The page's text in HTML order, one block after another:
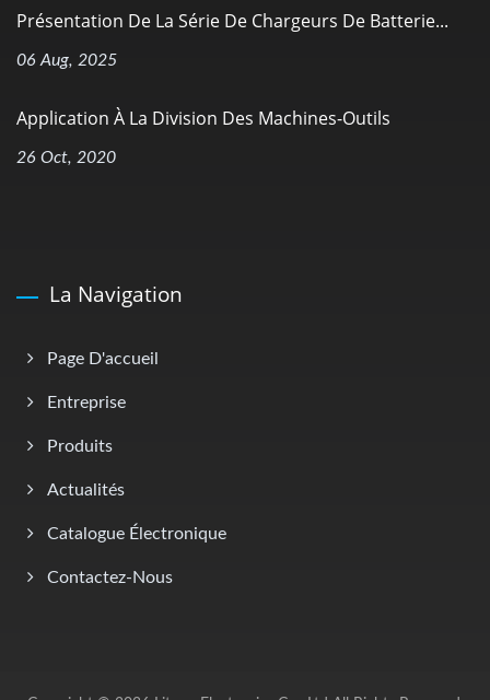
Présentation De La Série De Chargeurs De Batterie...
06 Aug, 2025
Application À La Division Des Machines-Outils
26 Oct, 2020
La Navigation
Page D'accueil
Entreprise
Produits
Actualités
Catalogue Électronique
Contactez-Nous